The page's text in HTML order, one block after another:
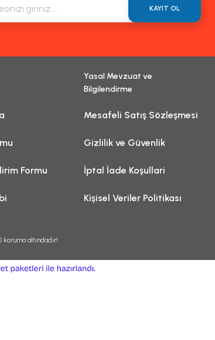
KAYIT OL
Formu
Yasal Mevzuat ve
Bilgilendirme
Mesafeli Satış Sözleşmesi
Gizlilik ve Güvenlik
İptal İade Koşullari
Kişisel Veriler Politikası
altındadır!
e-